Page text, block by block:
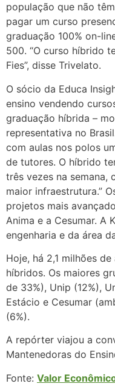
população que não
pagar um curso
graduação 100% on-
500. “O curso híbrido
Fies”, disse Trivelato.
O sócio da Educa
ensino vendendo
graduação híbrida –
representativa no
com aulas nos polos
de tutores. O híbrido
três vezes na semana,
maior infraestrutura.”
projetos mais
Anima e a Cesumar. A
engenharia e da área
Hoje, há 2,1 milhões
híbridos. Os maiores
de 33%), Unip (12%),
Estácio e Cesumar
(6%).
A repórter viajou a
Mantenedoras do
Fonte: Valor